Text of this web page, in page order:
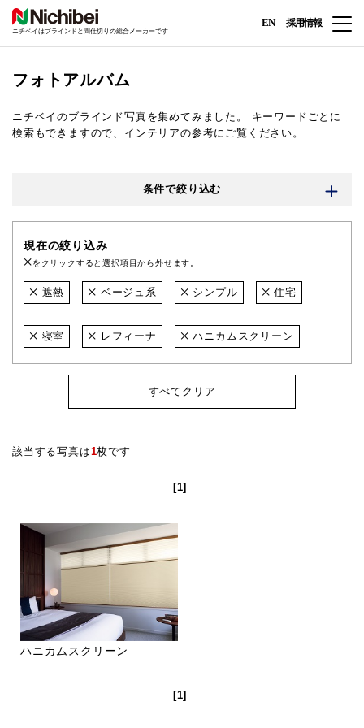
ニチベイはブラインドと間仕切りの総合メーカーです
EN 採用情報
フォトアルバム
ニチベイのブラインド写真を集めてみました。
キーワードごとに
検索もできますので、インテリアの参考にご覧ください。
条件で絞り込む
現在の絞り込み
をクリックすると選択項目から外せます。
遮熱 ベージュ系 シンプル 住宅
寝室 レフィーナ ハニカムスクリーン
すべてクリア
該当する写真は1枚です
[1]
ハニカムスクリーン
[1]